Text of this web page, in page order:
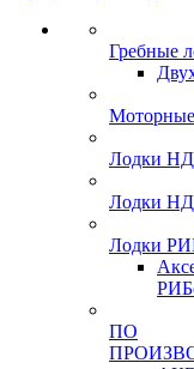
Гребные
Лодки
Лодки
Лодки
ПО